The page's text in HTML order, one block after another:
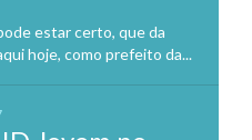
estar certo, que da
hoje, como prefeito da...